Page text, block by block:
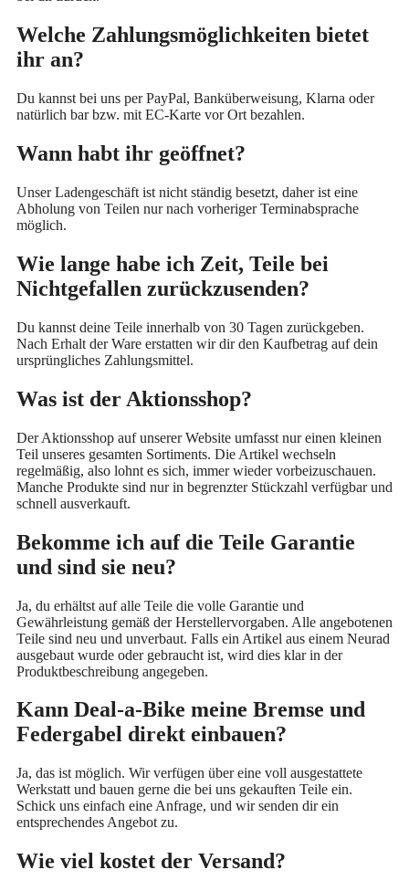
Welche Zahlungsmöglichkeiten bietet
ihr an?
Du kannst bei uns per PayPal, Banküberweisung, Klarna oder
natürlich bar bzw. mit EC-Karte vor Ort bezahlen.
Wann habt ihr geöffnet?
Unser Ladengeschäft ist nicht ständig besetzt, daher ist eine
Abholung von Teilen nur nach vorheriger Terminabsprache
möglich.
Wie lange habe ich Zeit, Teile bei
Nichtgefallen zurückzusenden?
Du kannst deine Teile innerhalb von 30 Tagen zurückgeben.
Nach Erhalt der Ware erstatten wir dir den Kaufbetrag auf dein
ursprüngliches Zahlungsmittel.
Was ist der Aktionsshop?
Der Aktionsshop auf unserer Website umfasst nur einen kleinen
Teil unseres gesamten Sortiments. Die Artikel wechseln
regelmäßig, also lohnt es sich, immer wieder vorbeizuschauen.
Manche Produkte sind nur in begrenzter Stückzahl verfügbar und
schnell ausverkauft.
Bekomme ich auf die Teile Garantie
und sind sie neu?
Ja, du erhältst auf alle Teile die volle Garantie und
Gewährleistung gemäß der Herstellervorgaben. Alle angebotenen
Teile sind neu und unverbaut. Falls ein Artikel aus einem Neurad
ausgebaut wurde oder gebraucht ist, wird dies klar in der
Produktbeschreibung angegeben.
Kann Deal-a-Bike meine Bremse und
Federgabel direkt einbauen?
Ja, das ist möglich. Wir verfügen über eine voll ausgestattete
Werkstatt und bauen gerne die bei uns gekauften Teile ein.
Schick uns einfach eine Anfrage, und wir senden dir ein
entsprechendes Angebot zu.
Wie viel kostet der Versand?